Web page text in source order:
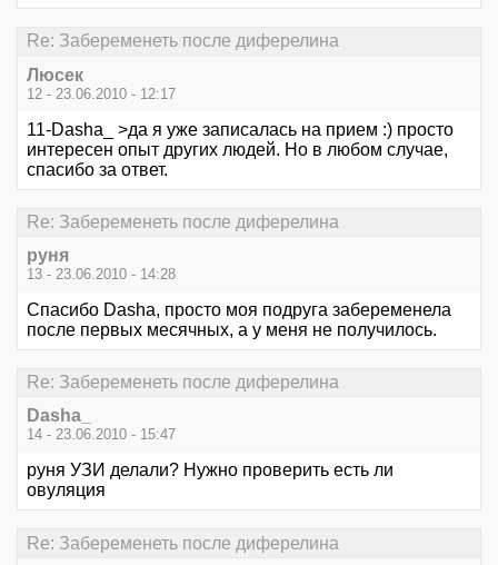
Re: Забеременеть после диферелина
Люсек
12 - 23.06.2010 - 12:17
11-Dasha_ >да я уже записалась на прием :) просто
интересен опыт других людей. Но в любом случае,
спасибо за ответ.
Re: Забеременеть после диферелина
руня
13 - 23.06.2010 - 14:28
Спасибо Dasha, просто моя подруга забеременела
после первых месячных, а у меня не получилось.
Re: Забеременеть после диферелина
Dasha_
14 - 23.06.2010 - 15:47
руня УЗИ делали? Нужно проверить есть ли
овуляция
Re: Забеременеть после диферелина